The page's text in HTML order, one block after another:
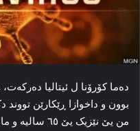
ده‌ما کۆرۆنا ل ئیتالیا
بوون و داخوازا ڕێکارێن
من یێ نێزیک